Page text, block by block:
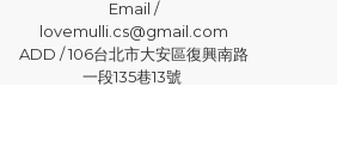
Email /
lovemulli.cs@gmail.com
ADD / 106台北市大安區復興南路
一段135巷13號